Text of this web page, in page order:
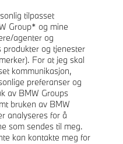
tilpasset
Group* og mine
agenter og
og tjenester
For at jeg skal
kommunikasjon,
preferanser og
av BMW Groups
bruken av BMW
analyseres for å
som sendes til meg.
kan kontakte meg for